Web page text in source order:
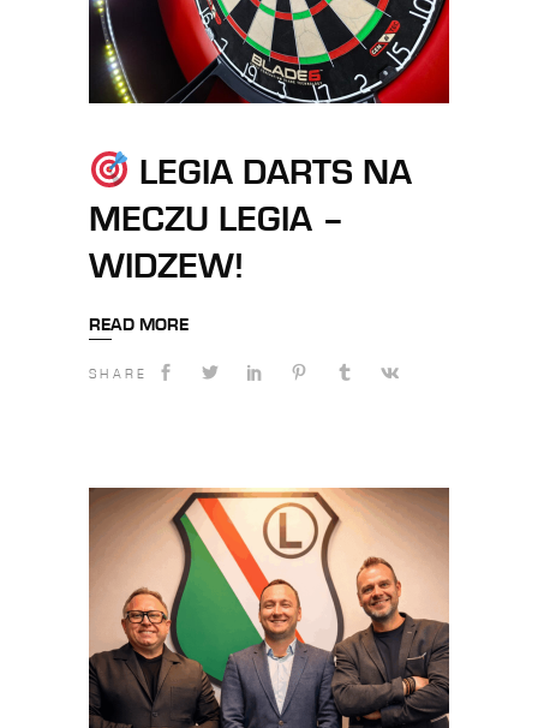
LEGIA DARTS NA
MECZU LEGIA –
WIDZEW!
READ MORE
SHARE